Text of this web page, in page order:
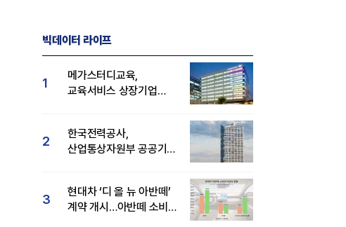
빅데이터 라이프
1
메가스터디교육,
교육서비스 상장기업
2
한국전력공사,
산업통상자원부 공공기관
3
현대차 ‘디 올 뉴 아반떼’
계약 개시…아반떼 소비자